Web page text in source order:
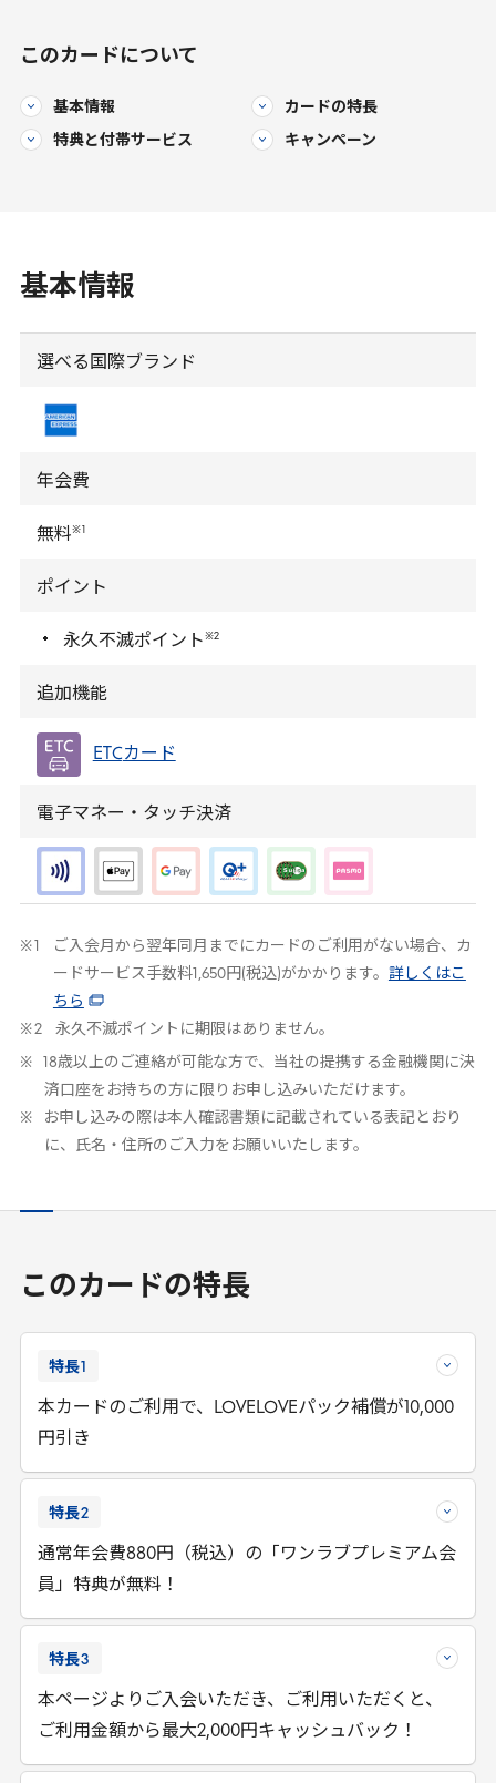
このカードについて
基本情報 カードの特長
特典と付帯サービス キャンペーン
基本情報
選べる国際ブランド
年会費
無料※1
ポイント
永久不滅ポイント ※2
追加機能
ETCカード
電子マネー・タッチ決済
ご入会月から翌年同月までにカードのご利用がない場合、カ
ードサービス手数料1,650円(税込)がかかります。 詳しくはこ
ちら
永久不滅ポイントに期限はありません。
18歳以上のご連絡が可能な方で、当社の提携する金融機関に決
済口座をお持ちの方に限りお申し込みいただけます。
お申し込みの際は本人確認書類に記載されている表記とおり
に、氏名・住所のご入力をお願いいたします。
このカードの特長
特長1
本カードのご利用で、LOVELOVEパック補償が10,000
円引き
特長2
通常年会費880円（税込）の「ワンラブプレミアム会
員」特典が無料！
特長3
本ページよりご入会いただき、ご利用いただくと、
ご利用金額から最大2,000円キャッシュバック！